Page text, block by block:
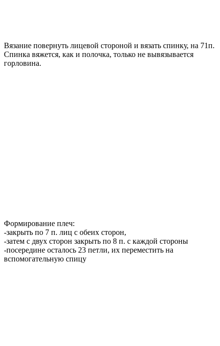
Вязание повернуть лицевой стороной и вязать спинку, на 71п.
Спинка вяжется, как и полочка, только не вывязывается
горловина.
Формирование плеч:
-закрыть по 7 п. лиц с обеих сторон,
-затем с двух сторон закрыть по 8 п. с каждой стороны
-посередине осталось 23 петли, их переместить на
вспомогательную спицу